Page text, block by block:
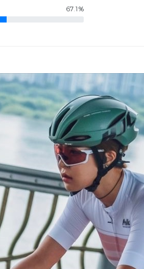
67.1%